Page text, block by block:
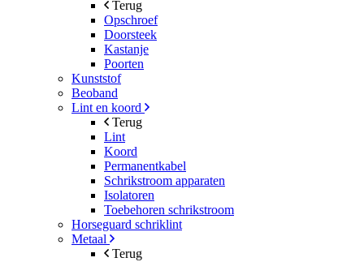
Terug
Opschroef
Doorsteek
Kastanje
Poorten
Kunststof
Beoband
Lint en koord
Terug
Lint
Koord
Permanentkabel
Schrikstroom apparaten
Isolatoren
Toebehoren schrikstroom
Horseguard schriklint
Metaal
Terug